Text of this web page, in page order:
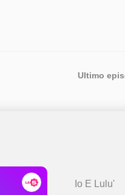
Ultimo
Io E Lulu'